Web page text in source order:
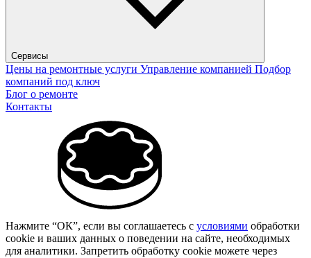
Сервисы
Цены на ремонтные услуги Управление компанией Подбор
компаний под ключ
Блог о ремонте
Контакты
Нажмите “ОК”, если вы соглашаетесь с условиями обработки
cookie и ваших данных о поведении на сайте, необходимых
для аналитики. Запретить обработку cookie можете через